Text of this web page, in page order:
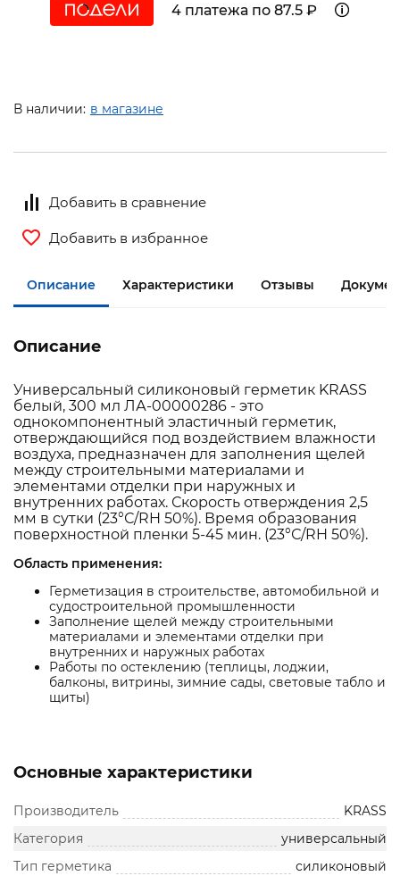
4 платежа по 87.5 ₽
В наличии: в магазине
Добавить в сравнение
Добавить в избранное
Описание Характеристики Отзывы
Описание
Универсальный силиконовый герметик KRASS
белый, 300 мл ЛА-00000286 - это
однокомпонентный эластичный герметик,
отверждающийся под воздействием влажности
воздуха, предназначен для заполнения щелей
между строительными материалами и
элементами отделки при наружных и
внутренних работах. Скорость отверждения 2,5
мм в сутки (23°С/RH 50%). Время образования
поверхностной пленки 5-45 мин. (23°С/RH 50%).
Область применения:
Герметизация в строительстве, автомобильной и
судостроительной промышленности
Заполнение щелей между строительными
материалами и элементами отделки при
внутренних и наружных работах
Работы по остеклению (теплицы, лоджии,
балконы, витрины, зимние сады, световые табло и
щиты)
Основные характеристики
Производитель
KRASS
Категория
универсальный
Тип герметика
силиконовый